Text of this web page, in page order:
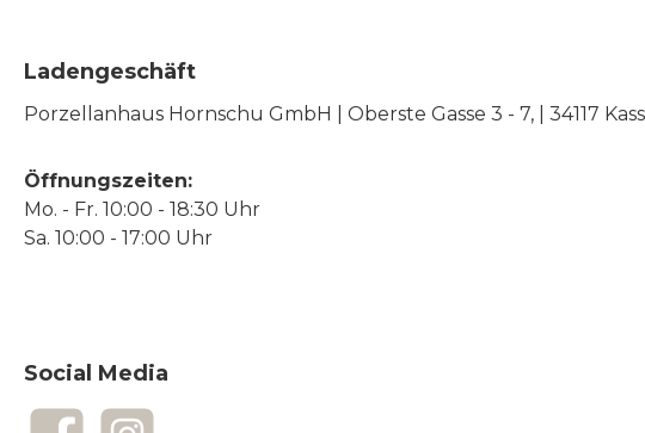
Ladengeschäft
Porzellanhaus Hornschu GmbH | Oberste Gasse 3 - 7, | 34117
Öffnungszeiten:
Mo. - Fr. 10:00 - 18:30 Uhr
Sa. 10:00 - 17:00 Uhr
Social Media